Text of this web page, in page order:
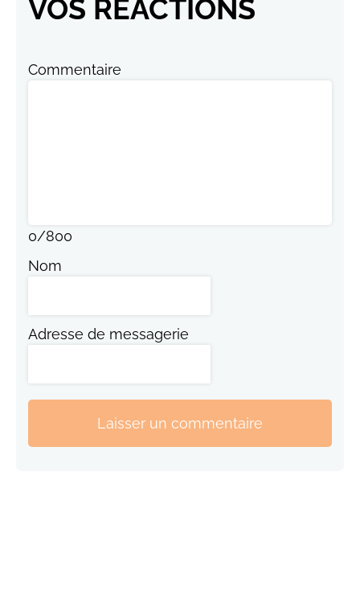
VOS RÉACTIONS
Commentaire
0/800
Nom
Adresse de messagerie
Laisser un commentaire